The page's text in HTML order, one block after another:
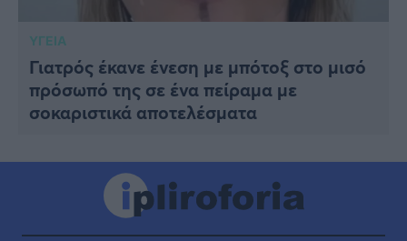
ΥΓΕΙΑ
Γιατρός έκανε ένεση με μπότοξ στο μισό
πρόσωπό της σε ένα πείραμα με
σοκαριστικά αποτελέσματα